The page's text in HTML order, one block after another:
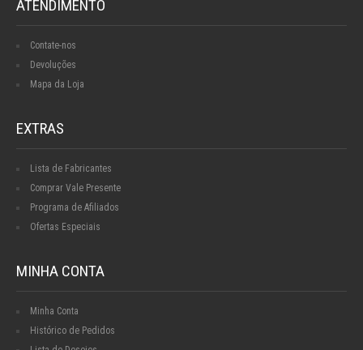
ATENDIMENTO
Contate-nos
Devoluções
Mapa da Loja
EXTRAS
Lista de Fabricantes
Comprar Vale Presente
Programa de Afiliados
Ofertas Especiais
MINHA CONTA
Minha Conta
Histórico de Pedidos